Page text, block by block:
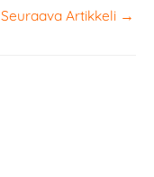
Seuraava Artikkeli →